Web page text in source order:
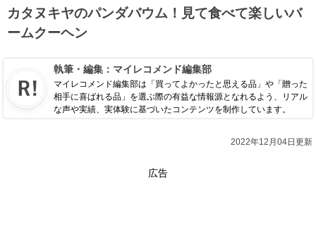
カタヌキヤのパンダバウム！見て食べて楽しいバ
ームクーヘン
執筆・編集： マイレコメンド編集部
マイレコメンド編集部は「買ってよかったと思える品」や「贈った
相手に喜ばれる品」を選ぶ際の有益な情報源となれるよう、リアル
な声や実績、実体験に基づいたコンテンツを制作しています。
2022年12月04日更新
広告